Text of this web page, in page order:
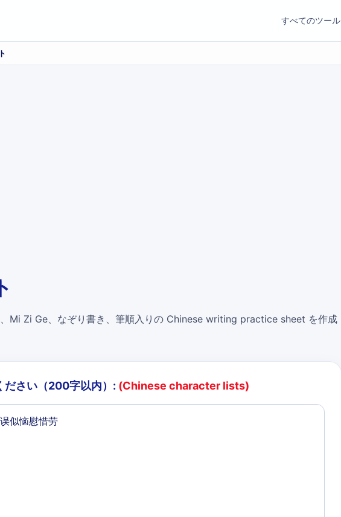
すべてのツール
Mi Zi Ge、なぞり書き、筆順入りの Chinese writing practice sheet を作成
ださい（200字以内）: (Chinese character lists)